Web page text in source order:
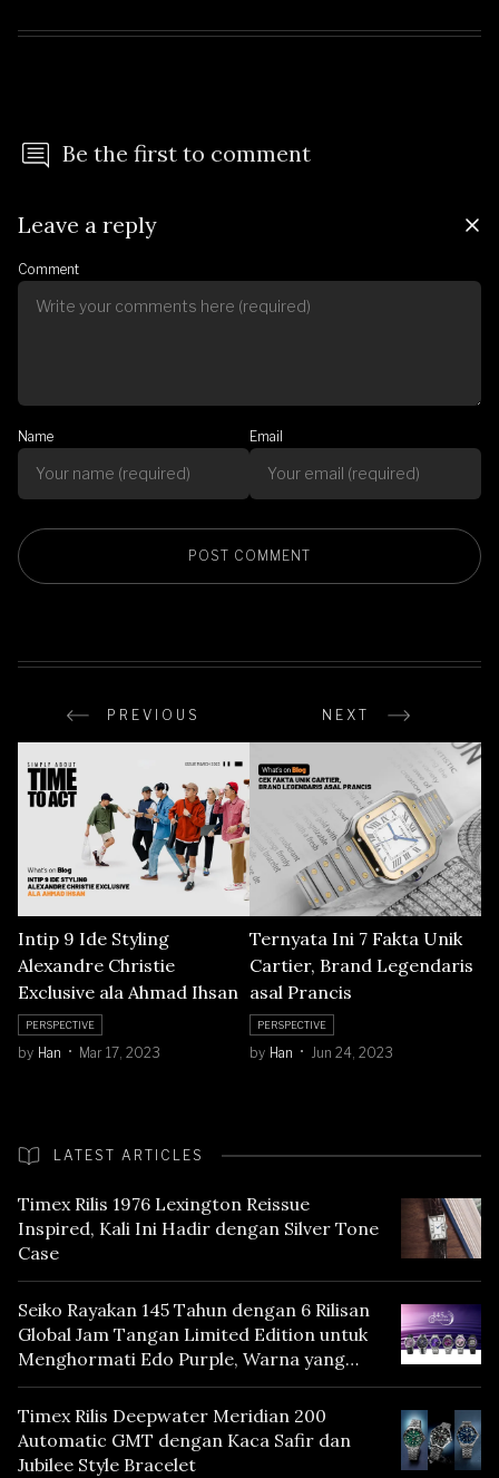
Be the first to comment
Leave a reply
Comment
Name Email
PREVIOUS NEXT
Intip 9 Ide Styling
Alexandre Christie
Exclusive ala Ahmad Ihsan
PERSPECTIVE
by Han Mar 17, 2023
Ternyata Ini 7 Fakta Unik
Cartier, Brand Legendaris
asal Prancis
PERSPECTIVE
by Han Jun 24, 2023
LATEST ARTICLES
Timex Rilis 1976 Lexington Reissue
Inspired, Kali Ini Hadir dengan Silver Tone
Case
Seiko Rayakan 145 Tahun dengan 6 Rilisan
Global Jam Tangan Limited Edition untuk
Menghormati Edo Purple, Warna yang
Mencerminkan Warisan Tokyo
Timex Rilis Deepwater Meridian 200
Automatic GMT dengan Kaca Safir dan
Jubilee Style Bracelet